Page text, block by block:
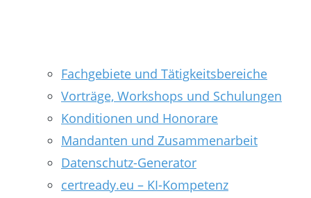
Fachgebiete und Tätigkeitsbereiche
Vorträge, Workshops und Schulungen
Konditionen und Honorare
Mandanten und Zusammenarbeit
Datenschutz-Generator
certready.eu – KI-Kompetenz